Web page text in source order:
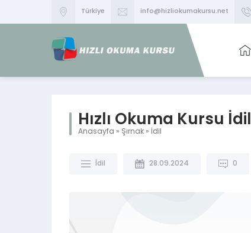
Türkiye info@hizliokumakursu.net
Hızlı Okuma Kursu İdil
Anasayfa » Şırnak » İdil
İdil 28.09.2024 0